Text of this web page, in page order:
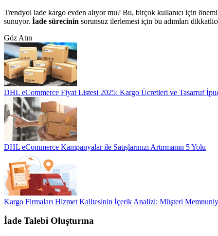
Trendyol iade kargo evden alıyor mu? Bu, birçok kullanıcı için
sunuyor. İade sürecinin sorunsuz ilerlemesi için bu adımları
Göz Atın
DHL eCommerce Fiyat Listesi 2025: Kargo Ücretleri ve Tasarruf
DHL eCommerce Kampanyalar ile Satışlarınızı Artırmanın 5 Yolu
Kargo Firmaları Hizmet Kalitesinin İçerik Analizi: Müşteri
İade Talebi Oluşturma